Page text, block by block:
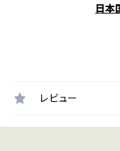
日本
レビュー